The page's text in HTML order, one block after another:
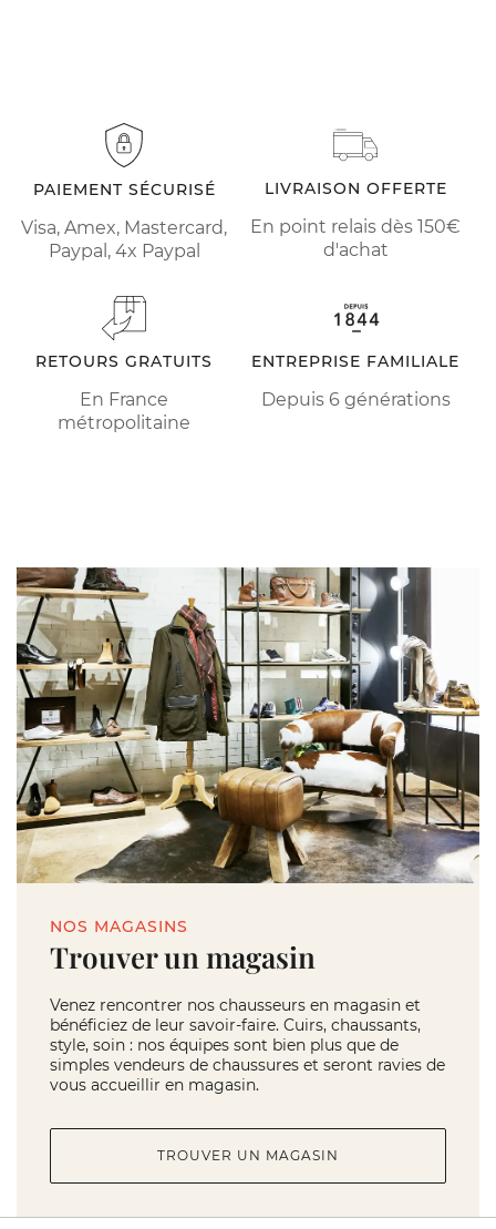
PAIEMENT SÉCURISÉ
Visa, Amex, Mastercard,
Paypal, 4x Paypal
LIVRAISON OFFERTE
En point relais dès 150€
d'achat
RETOURS GRATUITS
En France
métropolitaine
ENTREPRISE FAMILIALE
Depuis 6 générations
NOS MAGASINS
Trouver un magasin
Venez rencontrer nos chausseurs en magasin et
bénéficiez de leur savoir-faire. Cuirs, chaussants,
style, soin : nos équipes sont bien plus que de
simples vendeurs de chaussures et seront ravies de
vous accueillir en magasin.
TROUVER UN MAGASIN